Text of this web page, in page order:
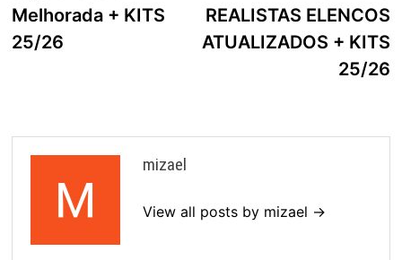
Melhorada + KITS
25/26
REALISTAS ELENCOS
ATUALIZADOS + KITS
25/26
mizael
View all posts by mizael →